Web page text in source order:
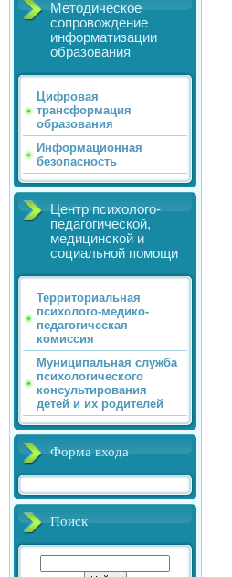
Методическое
сопровождение
информатизации
образования
Цифровая
трансформация
образования
Информационная
безопасность
Центр психолого-
педагогической,
медицинской и
социальной помощи
Территориальная
психолого-медико-
педагогическая
комиссия
Муниципальная служба
психологического
консультирования
детей и их родителей
Форма входа
Поиск